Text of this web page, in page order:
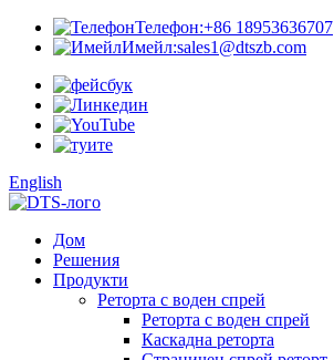
Телефон:+86 18953636707
Имейл:sales1@dtszb.com
English
Дом
Решения
Продукти
Реторта с воден спрей
Реторта с воден спрей
Каскадна реторта